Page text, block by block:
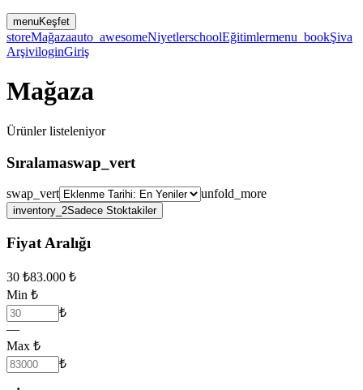
menuKeşfet
storeMağazaauto_awesomeNiyetlerschoolEğitimlermenu_bookŞiva
ArşiviloginGiriş
Mağaza
Ürünlerlisteleniyor
Sıralamaswap_vert
swap_vert unfold_more
inventory_2Sadece Stoktakiler
Fiyat Aralığı
30 ₺83.000 ₺
Min ₺
₺
—
Max ₺
₺